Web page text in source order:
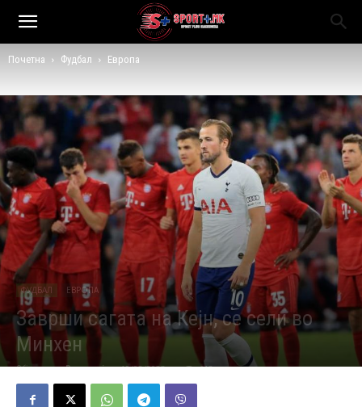
Почетна Фудбал Европа
ФУДБАЛ ЕВРОПА
Заврши сагата на Кејн, се сели во
Минхен
Објавено од Редакција - 10/08/2023 618